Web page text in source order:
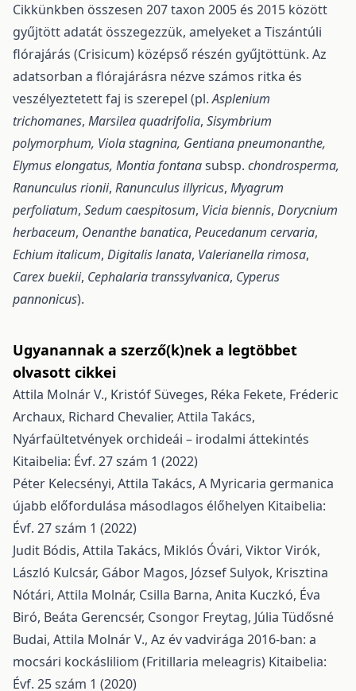
Cikkünkben összesen 207 taxon 2005 és 2015 között
gyűjtött adatát összegezzük, amelyeket a Tiszántúli
flórajárás (Crisicum) középső részén gyűjtöttünk. Az
adatsorban a flórajárásra nézve számos ritka és
veszélyeztetett faj is szerepel (pl.Asplenium
trichomanes, Marsilea quadrifolia, Sisymbrium
polymorphum, Viola stagnina, Gentiana pneumonanthe,
Elymus elongatus, Montia fontanasubsp. chondrosperma,
Ranunculus rionii, Ranunculus illyricus, Myagrum
perfoliatum, Sedum caespitosum, Vicia biennis, Dorycnium
herbaceum, Oenanthebanatica, Peucedanum cervaria,
Echium italicum, Digitalis lanata, Valerianella rimosa,
Carex buekii, Cephalaria transsylvanica, Cyperus
pannonicus).
Ugyanannak a szerző(k)nek a legtöbbet
olvasott cikkei
Attila Molnár V., Kristóf Süveges, Réka Fekete, Fréderic
Archaux, Richard Chevalier, Attila Takács,
Nyárfaültetvények orchideái – irodalmi áttekintés
Kitaibelia: Évf. 27 szám 1 (2022)
Péter Kelecsényi, Attila Takács, A Myricaria germanica
újabb előfordulása másodlagos élőhelyen Kitaibelia:
Évf. 27 szám 1 (2022)
Judit Bódis, Attila Takács, Miklós Óvári, Viktor Virók,
László Kulcsár, Gábor Magos, József Sulyok, Krisztina
Nótári, Attila Molnár, Csilla Barna, Anita Kuczkó, Éva
Biró, Beáta Gerencsér, Csongor Freytag, Júlia Tüdősné
Budai, Attila Molnár V., Az év vadvirága 2016-ban: a
mocsári kockásliliom (Fritillaria meleagris) Kitaibelia:
Évf. 25 szám 1 (2020)